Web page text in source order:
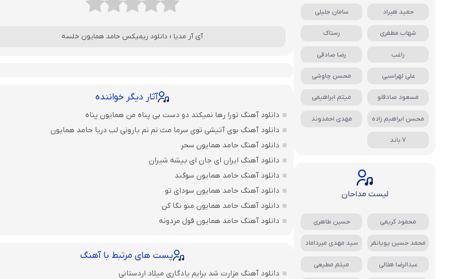
آی آر مدیا › دانلود ریمیکس حامد همایون خلسه
آثار دیگر خواننده
دانلود آهنگ تورا رها نمیکند دو دست بی پناه من همایون پناه
دانلود آهنگ بوی آتیشی توی سرما مث نم نم بارونی لب دریا حامد همایون
دانلود آهنگ حامد همایون سحر
دانلود آهنگ ایران ای جان ای بیشه شیران
دانلود آهنگ حامد همایون سوگند
دانلود آهنگ حامد همایون سودای تو
دانلود آهنگ حامد همایون منو نگا کن
دانلود آهنگ حامد همایون قول مردونه
پست های مرتبط با آهنگ
دانلود آهنگ مزارت شد برایم یادگاری میلاد اردستانی
حمید هیراد سامان جلیلی
شهاب مظفری رستاک
راغب رضا صادقی
علی لهراسبی محسن چاوشی
مسعود صادقلو میثم ابراهیمی
محسن ابراهیم زاده مهدی احمدوند
7 باند
لیست مداحان
محمود کریمی حسین طاهری
محمد حسین پویانفر سید مهدی میرداماد
عبدالرضا هلالی میثم مطیعی